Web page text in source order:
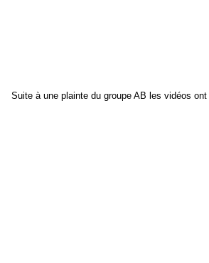
Suite à une plainte du groupe AB les vidéos